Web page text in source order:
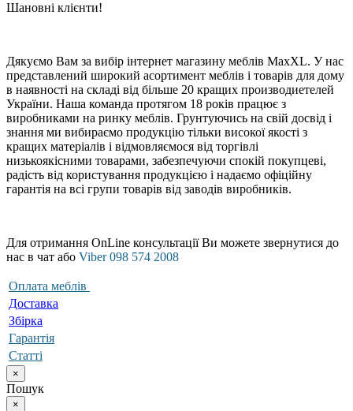
Шановні клієнти!
Дякуємо Вам за вибір інтернет магазину меблів MaxXL. У нас
представлений широкий асортимент меблів і товарів для дому
в наявності на складі від більше 20 кращих производиетелей
України. Наша команда протягом 18 років працює з
виробниками на ринку меблів. Грунтуючись на свій досвід і
знання ми вибираємо продукцію тільки високої якості з
кращих матеріалів і відмовляємося від торгівлі
низькоякісними товарами, забезпечуючи спокій покупцеві,
радість від користування продукцією і надаємо офіційну
гарантія на всі групи товарів від заводів виробників.
Для отримання OnLine консультації Ви можете звернутися до
нас в чат або Viber 098 574 2008
Оплата меблів
Доставка
Збірка
Гарантія
Статті
×
Пошук
×